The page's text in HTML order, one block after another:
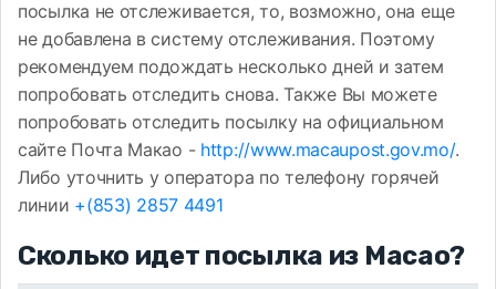
посылка не отслеживается, то, возможно, она еще
не добавлена в систему отслеживания. Поэтому
рекомендуем подождать несколько дней и затем
попробовать отследить снова. Также Вы можете
попробовать отследить посылку на официальном
сайте Почта Макао - http://www.macaupost.gov.mo/.
Либо уточнить у оператора по телефону горячей
линии +(853) 2857 4491
Сколько идет посылка из Macao?